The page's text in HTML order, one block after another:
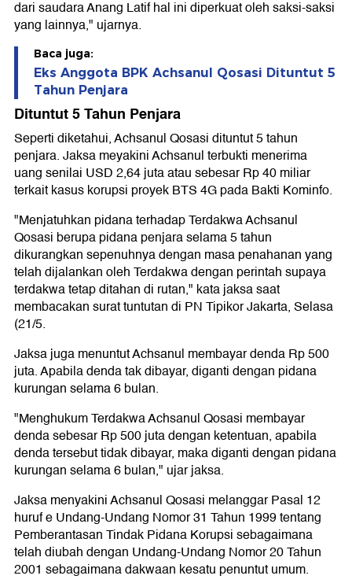
dari saudara Anang Latif hal ini diperkuat oleh saksi-saksi
yang lainnya," ujarnya.
Baca juga:
Eks Anggota BPK Achsanul Qosasi Dituntut 5
Tahun Penjara
Dituntut 5 Tahun Penjara
Seperti diketahui, Achsanul Qosasi dituntut 5 tahun
penjara. Jaksa meyakini Achsanul terbukti menerima
uang senilai USD 2,64 juta atau sebesar Rp 40 miliar
terkait kasus korupsi proyek BTS 4G pada Bakti Kominfo.
"Menjatuhkan pidana terhadap Terdakwa Achsanul
Qosasi berupa pidana penjara selama 5 tahun
dikurangkan sepenuhnya dengan masa penahanan yang
telah dijalankan oleh Terdakwa dengan perintah supaya
terdakwa tetap ditahan di rutan," kata jaksa saat
membacakan surat tuntutan di PN Tipikor Jakarta, Selasa
(21/5.
Jaksa juga menuntut Achsanul membayar denda Rp 500
juta. Apabila denda tak dibayar, diganti dengan pidana
kurungan selama 6 bulan.
"Menghukum Terdakwa Achsanul Qosasi membayar
denda sebesar Rp 500 juta dengan ketentuan, apabila
denda tersebut tidak dibayar, maka diganti dengan pidana
kurungan selama 6 bulan," ujar jaksa.
Jaksa menyakini Achsanul Qosasi melanggar Pasal 12
huruf e Undang-Undang Nomor 31 Tahun 1999 tentang
Pemberantasan Tindak Pidana Korupsi sebagaimana
telah diubah dengan Undang-Undang Nomor 20 Tahun
2001 sebagaimana dakwaan kesatu penuntut umum.